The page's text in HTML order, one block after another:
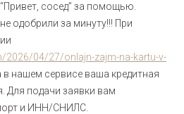
сосед” за помощью.
одобрили за минуту!!! При
04/27/onlajn-zajm-na-kartu-v-
в нашем сервисе ваша кредитная
Для подачи заявки вам
и ИНН/СНИЛС.